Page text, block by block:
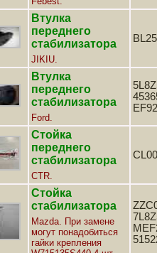
Втулка
переднего
стабилизатора
JIKIU.
Втулка
переднего
стабилизатора
Ford.
Стойка
переднего
стабилизатора
CTR.
Стойка
стабилизатора
Mazda. При замене
могут понадобиться
гайки крепления